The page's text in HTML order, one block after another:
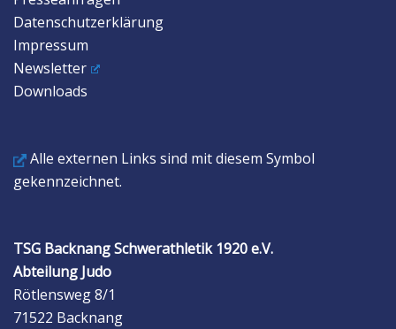
Datenschutzerklärung
Impressum
Newsletter
Downloads
Alle externen Links sind mit diesem Symbol
gekennzeichnet.
TSG Backnang Schwerathletik 1920 e.V.
Abteilung Judo
Rötlensweg 8/1
71522 Backnang